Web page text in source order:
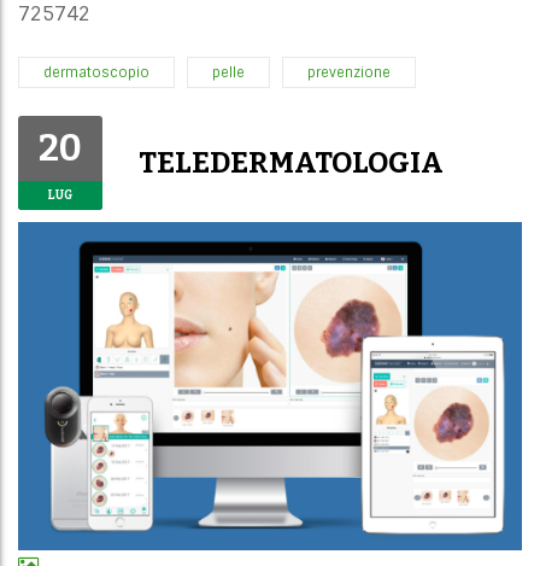
725742
dermatoscopio pelle prevenzione
20
LUG
TELEDERMATOLOGIA